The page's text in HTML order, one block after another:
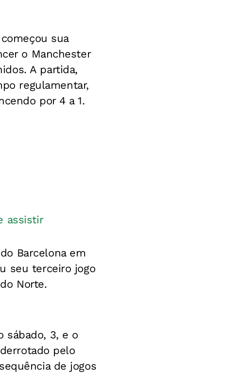
sua
o Manchester
A partida,
regulamentar,
por 4 a 1.
assistir
Barcelona em
seu terceiro jogo
Norte.
sábado, 3, e o
pelo
de jogos